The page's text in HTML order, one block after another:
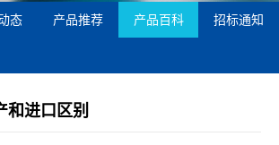
态 产品推荐 产品百科 招标通知
和进口区别